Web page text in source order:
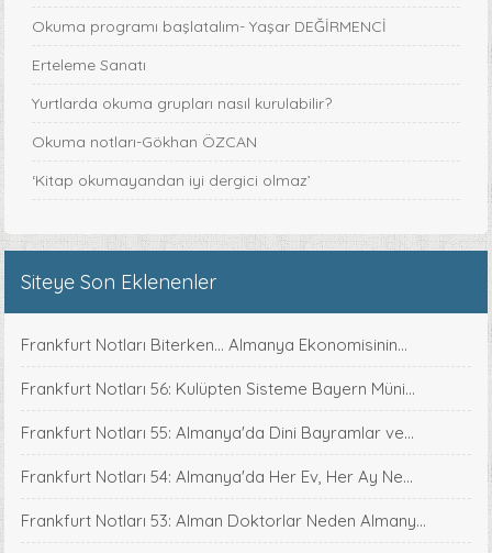
Okuma programı başlatalım- Yaşar DEĞİRMENCİ
Erteleme Sanatı
Yurtlarda okuma grupları nasıl kurulabilir?
Okuma notları-Gökhan ÖZCAN
‘Kitap okumayandan iyi dergici olmaz’
Siteye Son Eklenenler
Frankfurt Notları Biterken... Almanya Ekonomisinin...
Frankfurt Notları 56: Kulüpten Sisteme Bayern Müni...
Frankfurt Notları 55: Almanya'da Dini Bayramlar ve...
Frankfurt Notları 54: Almanya'da Her Ev, Her Ay Ne...
Frankfurt Notları 53: Alman Doktorlar Neden Almany...